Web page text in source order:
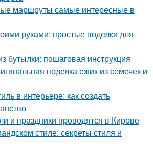
маршруты самые интересные в
руками: простые поделки для
бутылки: пошаговая инструкция
поделка ежик из семечек и
в интерьере: как создать
и праздники проводятся в Кирове
стиле: секреты стиля и